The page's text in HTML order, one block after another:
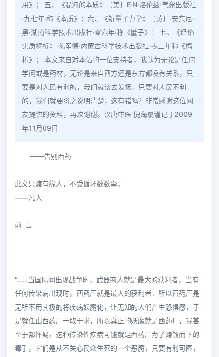
用》； 五、《混沌的本质》〔美〕E·N·洛伦兹·气象出版社
·九七年·称《本质》；六、《新量子力学》〔英〕·安东尼·
黑·湖南科学技术出版社·零六年·称《量子》； 七、《经络
实质揭析》·陈军德·内蒙古科学技术出版社·零三年称《揭
析》； 本文来自对本站的一位支持者，我认为无论是任何
学问或是药材，无论是来自西方还是东方都没有关系，只
要是对人民有利的，我们就该去发扬，只要对人民不利
的，我们就要将之说明清楚，这有错吗？非常感谢这位网
友提供的资料，再次谢谢。汉唐中医 倪海厦谨记于2009
年11月09日
——告别西药
此文只渡有缘人，不受循环数数牵。
——凡人
前 言
“……当国际间出现战争时，武器商人就是最大的获利者，当有
任何传染病出现时，西药厂就是最大的获利者，所以西药厂是
无所不用其极的将疾病妖魔化，让无知的人们产生恐惧感，于
是就任由西药厂于取于求，所以真正的妖魔就是西药厂，我甚
至于都怀疑，这种传染性疾病可能就是西药厂为了赚钱而下的
毒手，它们是从不关心民众生死的一个恶魔，只要有利可图，